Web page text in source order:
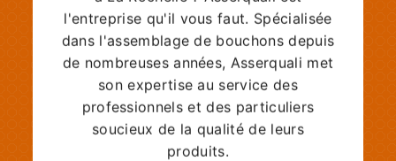
l'entreprise qu'il vous faut. Spécialisée
dans l'assemblage de bouchons depuis
de nombreuses années, Asserquali met
son expertise au service des
professionnels et des particuliers
soucieux de la qualité de leurs
produits.